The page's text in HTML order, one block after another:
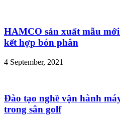
HAMCO sản xuất mẫu
kết hợp bón phân
4 September, 2021
Đào tạo nghề vận hành
trong sân golf